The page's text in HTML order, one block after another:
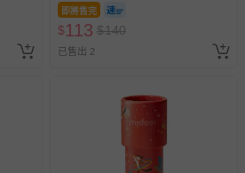
即將售完
$113 $140
已售出 2